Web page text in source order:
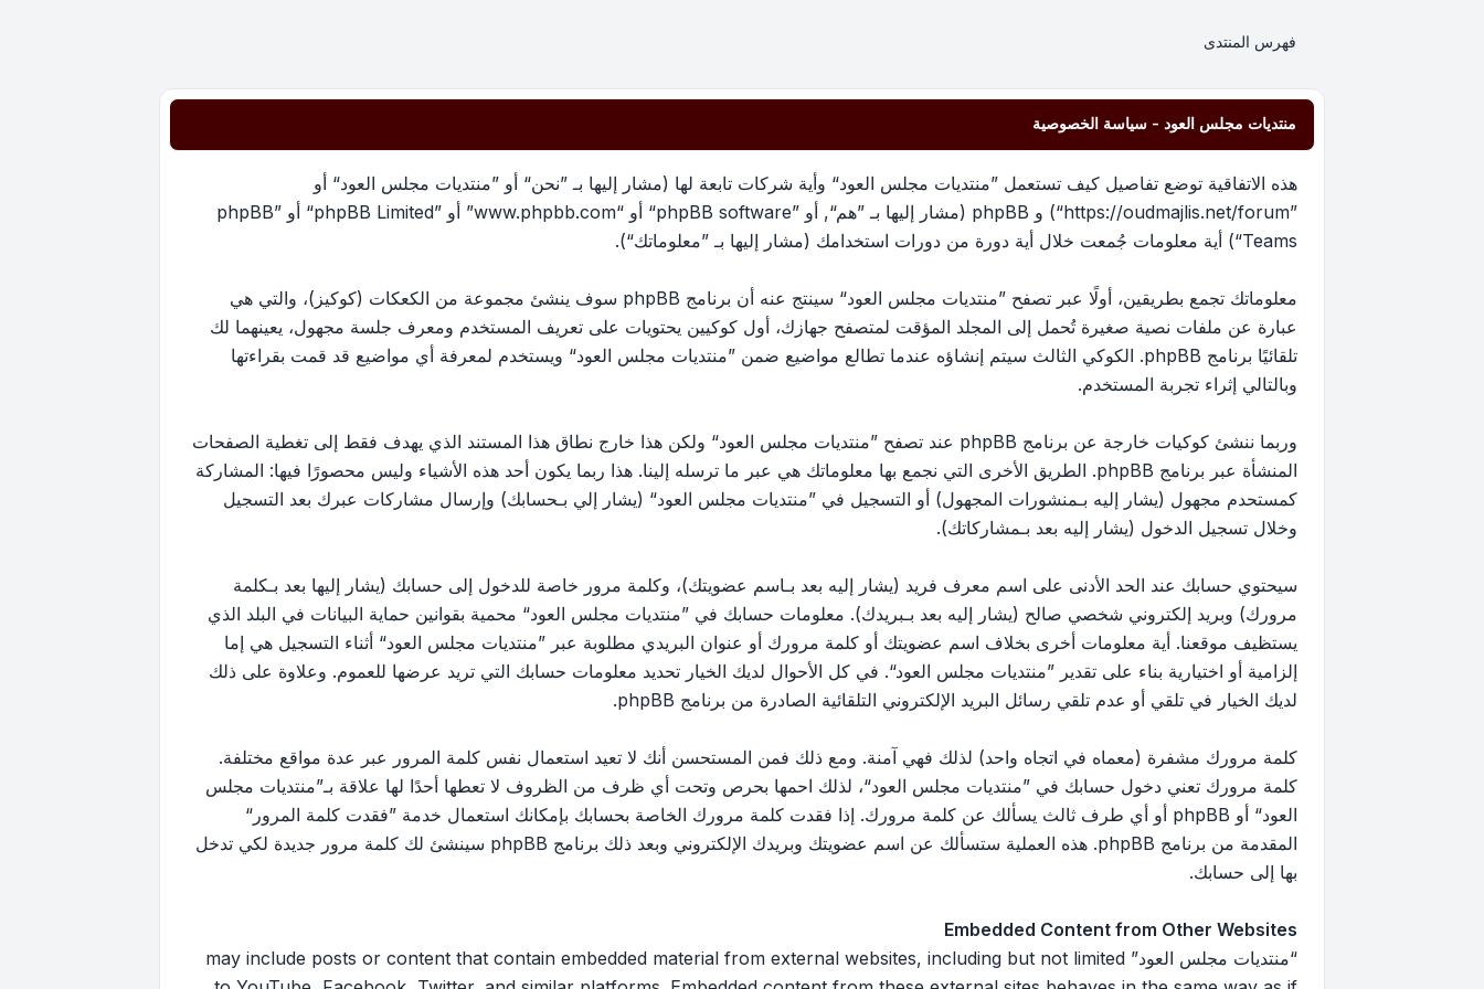
فهرس المنتدى
منتديات مجلس العود - سياسة الخصوصية
هذه الاتفاقية توضع تفاصيل كيف تستعمل ”منتديات مجلس العود“ وأية شركات تابعة لها (مشار إليها بـ ”نحن“ أو ”منتديات مجلس العود“ أو
”https://oudmajlis.net/forum“) و phpBB (مشار إليها بـ ”هم“, أو ”phpBB software“ أو “www.phpbb.com” أو ”phpBB Limited“ أو ”phpBB
Teams“) أية معلومات جُمعت خلال أية دورة من دورات استخدامك (مشار إليها بـ ”معلوماتك“).
معلوماتك تجمع بطريقين، أولًا عبر تصفح ”منتديات مجلس العود“ سينتج عنه أن برنامج phpBB سوف ينشئ مجموعة من الكعكات (كوكيز)، والتي هي
عبارة عن ملفات نصية صغيرة تُحمل إلى المجلد المؤقت لمتصفح جهازك، أول كوكيين يحتويات على تعريف المستخدم ومعرف جلسة مجهول، يعينهما لك
تلقائيًا برنامج phpBB. الكوكي الثالث سيتم إنشاؤه عندما تطالع مواضيع ضمن ”منتديات مجلس العود“ ويستخدم لمعرفة أي مواضيع قد قمت بقراءتها
وبالتالي إثراء تجربة المستخدم.
وربما ننشئ كوكيات خارجة عن برنامج phpBB عند تصفح ”منتديات مجلس العود“ ولكن هذا خارج نطاق هذا المستند الذي يهدف فقط إلى تغطية الصفحات
المنشأة عبر برنامج phpBB. الطريق الأخرى التي نجمع بها معلوماتك هي عبر ما ترسله إلينا. هذا ربما يكون أحد هذه الأشياء وليس محصورًا فيها: المشاركة
كمستحدم مجهول (يشار إليه بـمنشورات المجهول) أو التسجيل في ”منتديات مجلس العود“ (يشار إلي بـحسابك) وإرسال مشاركات عبرك بعد التسجيل
وخلال تسجيل الدخول (يشار إليه بعد بـمشاركاتك).
سيحتوي حسابك عند الحد الأدنى على اسم معرف فريد (يشار إليه بعد بـاسم عضويتك)، وكلمة مرور خاصة للدخول إلى حسابك (يشار إليها بعد بـكلمة
مرورك) وبريد إلكتروني شخصي صالح (يشار إليه بعد بـبريدك). معلومات حسابك في ”منتديات مجلس العود“ محمية بقوانين حماية البيانات في البلد الذي
يستظيف موقعنا. أية معلومات أخرى بخلاف اسم عضويتك أو كلمة مرورك أو عنوان البريدي مطلوبة عبر ”منتديات مجلس العود“ أثناء التسجيل هي إما
إلزامية أو اختيارية بناء على تقدير ”منتديات مجلس العود“. في كل الأحوال لديك الخيار تحديد معلومات حسابك التي تريد عرضها للعموم. وعلاوة على ذلك
لديك الخيار في تلقي أو عدم تلقي رسائل البريد الإلكتروني التلقائية الصادرة من برنامج phpBB.
كلمة مرورك مشفرة (معماه في اتجاه واحد) لذلك فهي آمنة. ومع ذلك فمن المستحسن أنك لا تعيد استعمال نفس كلمة المرور عبر عدة مواقع مختلفة.
كلمة مرورك تعني دخول حسابك في ”منتديات مجلس العود“، لذلك احمها بحرص وتحت أي ظرف من الظروف لا تعطها أحدًا لها علاقة بـ”منتديات مجلس
العود“ أو phpBB أو أي طرف ثالث يسألك عن كلمة مرورك. إذا فقدت كلمة مرورك الخاصة بحسابك بإمكانك استعمال خدمة ”فقدت كلمة المرور“
المقدمة من برنامج phpBB. هذه العملية ستسألك عن اسم عضويتك وبريدك الإلكتروني وبعد ذلك برنامج phpBB سينشئ لك كلمة مرور جديدة لكي تدخل
بها إلى حسابك.
Embedded Content from Other Websites
“منتديات مجلس العود” may include posts or content that contain embedded material from external websites, including but not limited